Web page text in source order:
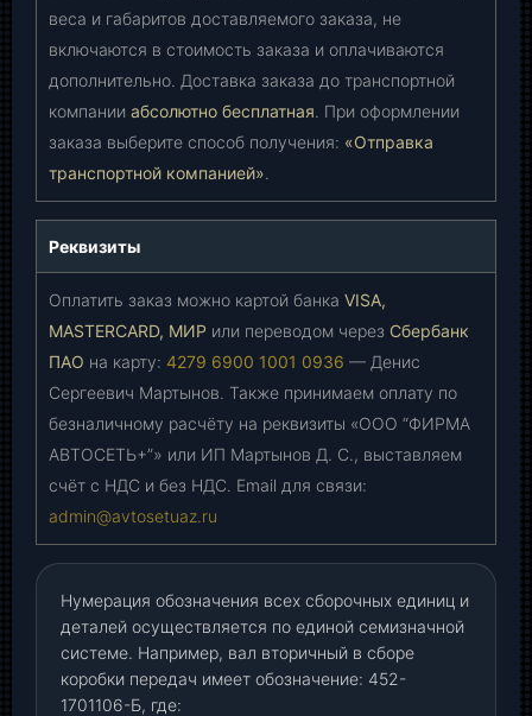
веса и габаритов доставляемого заказа, не
включаются в стоимость заказа и оплачиваются
дополнительно. Доставка заказа до транспортной
компании абсолютно бесплатная. При оформлении
заказа выберите способ получения: «Отправка
транспортной компанией».
Реквизиты
Оплатить заказ можно картой банка VISA,
MASTERCARD, МИР или переводом через Сбербанк
ПАО на карту: 4279 6900 1001 0936 — Денис
Сергеевич Мартынов. Также принимаем оплату по
безналичному расчёту на реквизиты «ООО “ФИРМА
АВТОСЕТЬ+”» или ИП Мартынов Д. С., выставляем
счёт с НДС и без НДС. Email для связи:
admin@avtosetuaz.ru
Нумерация обозначения всех сборочных единиц и
деталей осуществляется по единой семизначной
системе. Например, вал вторичный в сборе
коробки передач имеет обозначение: 452-
1701106-Б, где: